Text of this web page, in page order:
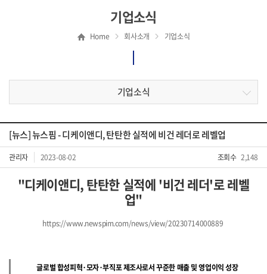
기업소식
Home 회사소개 기업소식
기업소식
[뉴스] 뉴스핌 - 디케이앤디, 탄탄한 실적에 비건 레더로 레벨업
관리자 2023-08-02 조회수 2,148
"디케이앤디, 탄탄한 실적에 '비건 레더'로 레벨
업"
https://www.newspim.com/news/view/20230714000889
글로벌 합성피혁·모자·부직포 제조사로서 꾸준한 매출 및 영업이익 성장